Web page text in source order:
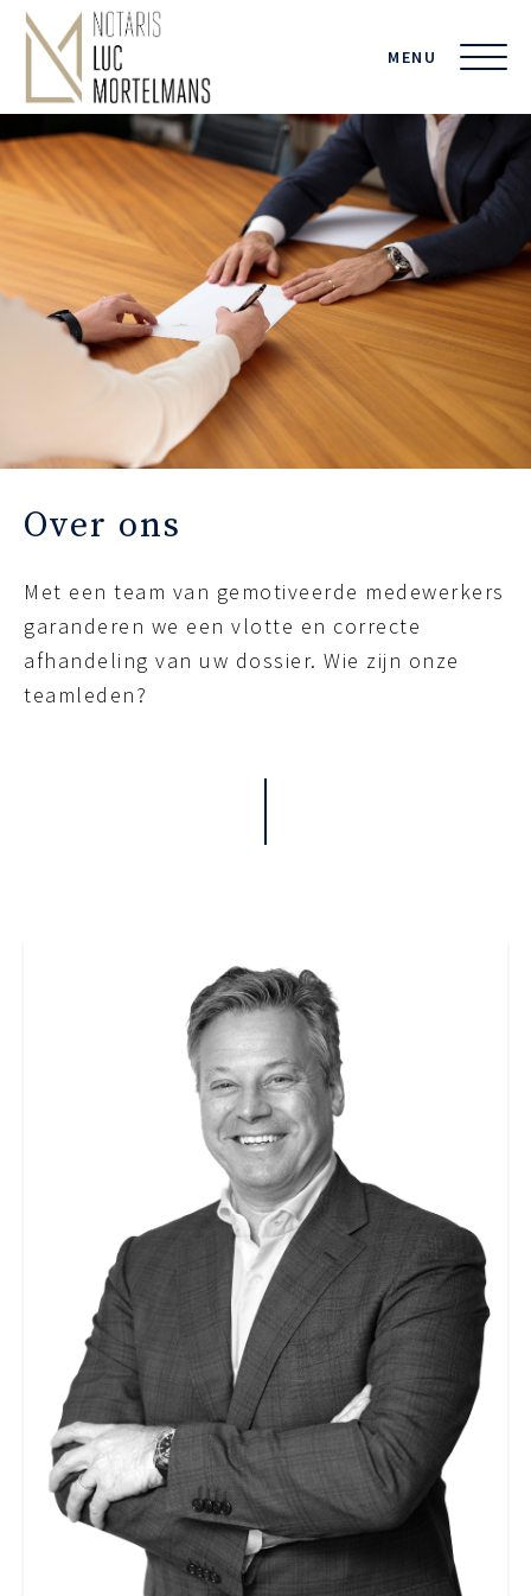
MENU
Over ons
Met een team van gemotiveerde medewerkers
garanderen we een vlotte en correcte
afhandeling van uw dossier. Wie zijn onze
teamleden?